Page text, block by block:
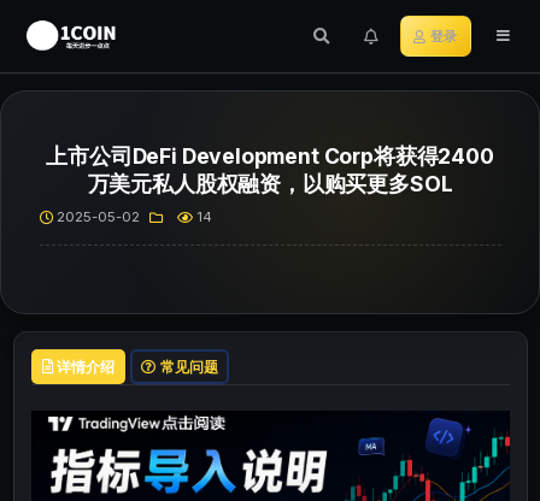
登录
上市公司DeFi Development Corp将获得2400
万美元私人股权融资，以购买更多SOL
2025-05-02 14
详情介绍 常见问题